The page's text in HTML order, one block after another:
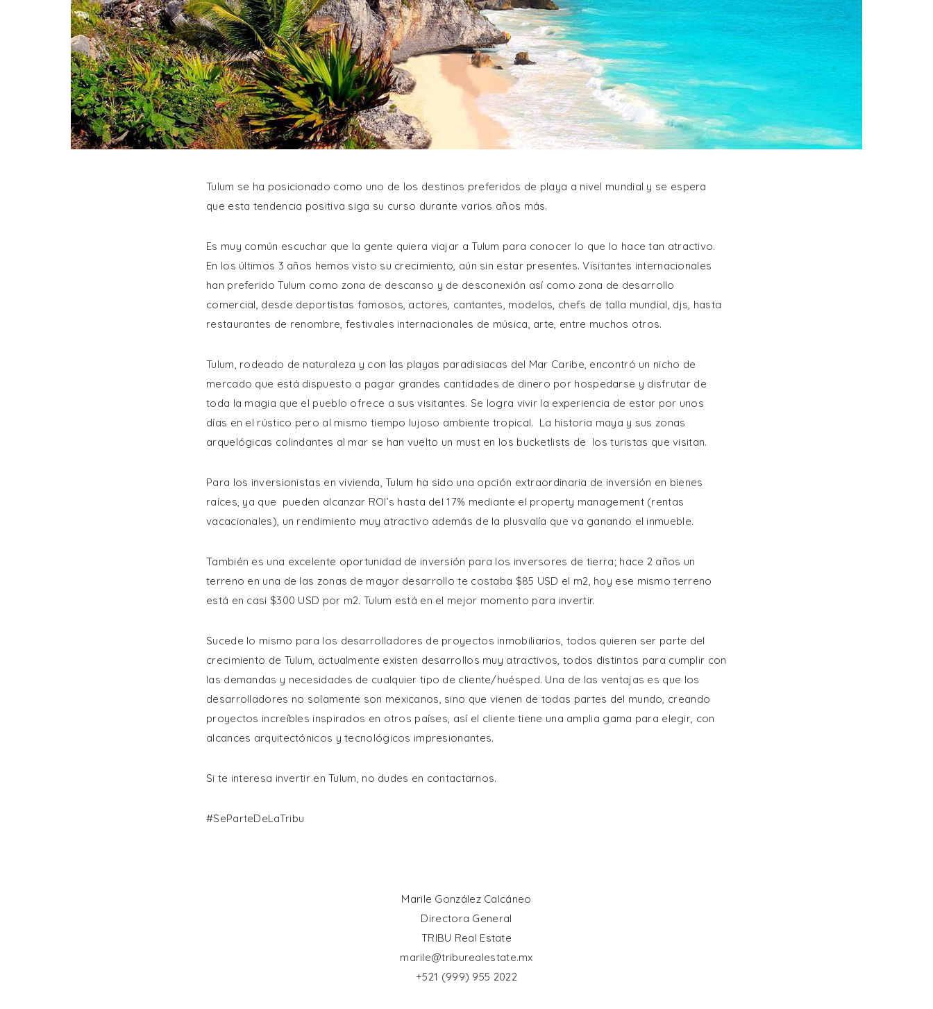
Tulum se ha posicionado como uno de los destinos preferidos de playa a nivel mundial y se espera
que esta tendencia positiva siga su curso durante varios años más.
Es muy común escuchar que la gente quiera viajar a Tulum para conocer lo que lo hace tan atractivo.
En los últimos 3 años hemos visto su crecimiento, aún sin estar presentes. Visitantes internacionales
han preferido Tulum como zona de descanso y de desconexión así como zona de desarrollo
comercial, desde deportistas famosos, actores, cantantes, modelos, chefs de talla mundial, djs, hasta
restaurantes de renombre, festivales internacionales de música, arte, entre muchos otros.
Tulum, rodeado de naturaleza y con las playas paradisiacas del Mar Caribe, encontró un nicho de
mercado que está dispuesto a pagar grandes cantidades de dinero por hospedarse y disfrutar de
toda la magia que el pueblo ofrece a sus visitantes. Se logra vivir la experiencia de estar por unos
días en el rústico pero al mismo tiempo lujoso ambiente tropical. La historia maya y sus zonas
arquelógicas colindantes al mar se han vuelto un must en los bucketlists de los turistas que visitan.
Para los inversionistas en vivienda, Tulum ha sido una opción extraordinaria de inversión en bienes
raíces, ya que pueden alcanzar ROI’s hasta del 17% mediante el property management (rentas
vacacionales), un rendimiento muy atractivo además de la plusvalía que va ganando el inmueble.
También es una excelente oportunidad de inversión para los inversores de tierra; hace 2 años un
terreno en una de las zonas de mayor desarrollo te costaba $85 USD el m2, hoy ese mismo terreno
está en casi $300 USD por m2. Tulum está en el mejor momento para invertir.
Sucede lo mismo para los desarrolladores de proyectos inmobiliarios, todos quieren ser parte del
crecimiento de Tulum, actualmente existen desarrollos muy atractivos, todos distintos para cumplir con
las demandas y necesidades de cualquier tipo de cliente/huésped. Una de las ventajas es que los
desarrolladores no solamente son mexicanos, sino que vienen de todas partes del mundo, creando
proyectos increíbles inspirados en otros países, así el cliente tiene una amplia gama para elegir, con
alcances arquitectónicos y tecnológicos impresionantes.
Si te interesa invertir en Tulum, no dudes en contactarnos.
#SeParteDeLaTribu
Marile González Calcáneo
Directora General
TRIBU Real Estate
marile@triburealestate.mx
+521 (999) 955 2022